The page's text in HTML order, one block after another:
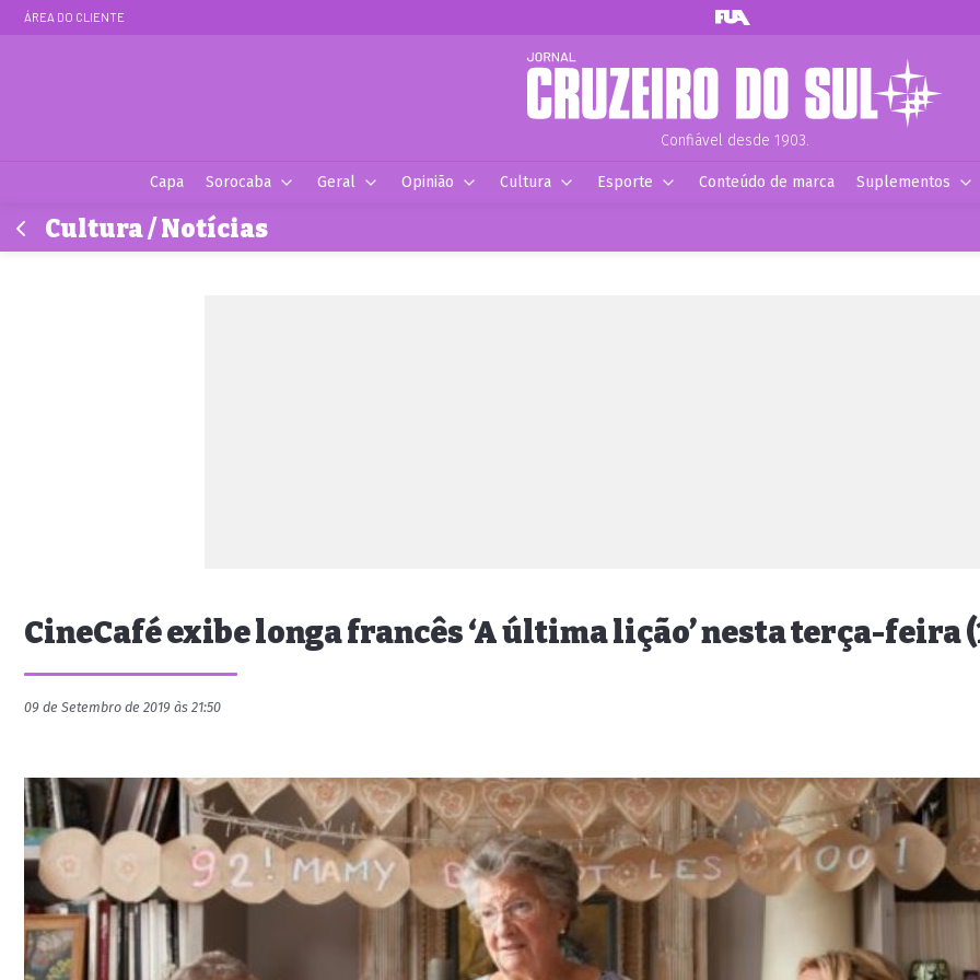
ÁREA DO CLIENTE
Confiável desde 1903.
Capa Sorocaba Geral Opinião Cultura Esporte Conteúdo de marca Suplementos
Cultura / Notícias
CineCafé exibe longa francês ‘A última lição’ nesta terça-feira
09 de Setembro de 2019 às 21:50